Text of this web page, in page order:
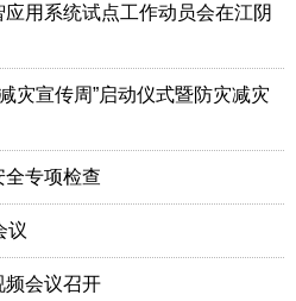
用系统试点工作动员会在江阴
灾宣传周”启动仪式暨防灾减灾
全专项检查
议
频会议召开